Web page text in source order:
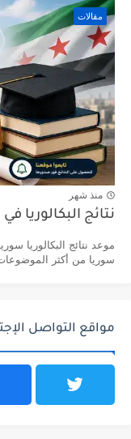
مقالات
منذ شهر
نتائج البكالوريا في
سوريا من أكثر
مواقع التواصل